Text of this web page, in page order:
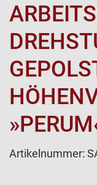
Artikelnummer: